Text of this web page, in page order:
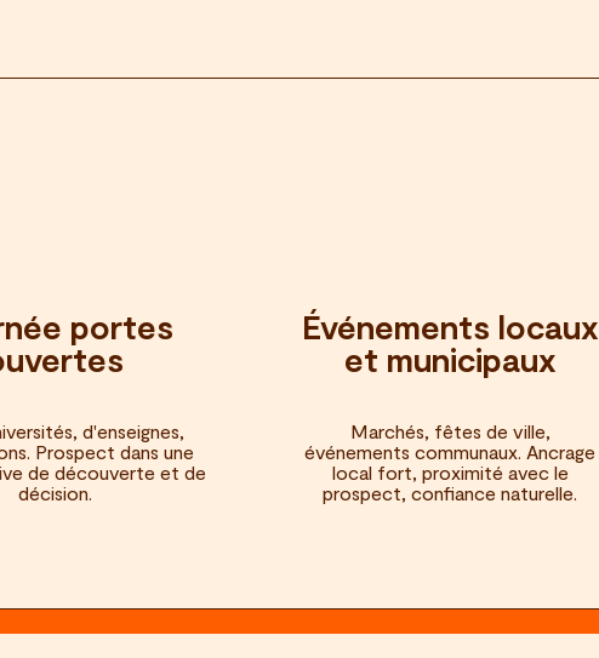
portes
d'enseignes,
Prospect dans une
de découverte et de
décision.
Événements locaux
et municipaux
Marchés, fêtes de ville,
événements communaux. Ancrage
local fort, proximité avec le
prospect, confiance naturelle.